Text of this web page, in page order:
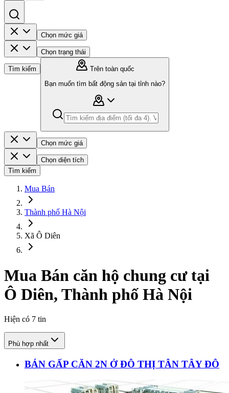
Chọn mức giá
Chọn trạng thái
Tìm kiếm
Trên toàn quốc
Bạn muốn tìm bất động sản tại tỉnh nào?
Chọn mức giá
Chọn diện tích
Tìm kiếm
Mua Bán
Thành phố Hà Nội
Xã Ô Diên
Mua Bán căn hộ chung cư tại
Ô Diên, Thành phố Hà Nội
Hiện có 7 tin
Phù hợp nhất
BÁN GẤP CĂN 2N Ở ĐÔ THỊ TÂN TÂY ĐÔ